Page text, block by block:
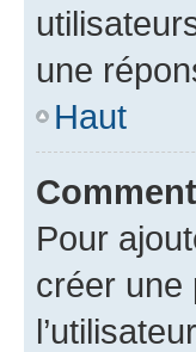
une
Haut
Pour
créer une